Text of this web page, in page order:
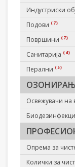
Индустриски
Подови (7)
Површини (7)
Санитарија (4)
Перални (5)
Освежувачи на
Опрема за
Колички за